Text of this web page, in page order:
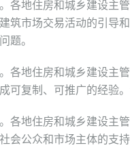
地住房和城乡建设主管
筑市场交易活动的引导
题。
地住房和城乡建设主管
可复制、可推广的经验
地住房和城乡建设主管
会公众和市场主体的支